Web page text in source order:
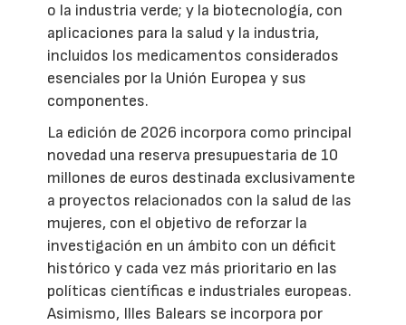
o la industria verde; y la biotecnología, con
aplicaciones para la salud y la industria,
incluidos los medicamentos considerados
esenciales por la Unión Europea y sus
componentes.
La edición de 2026 incorpora como principal
novedad una reserva presupuestaria de 10
millones de euros destinada exclusivamente
a proyectos relacionados con la salud de las
mujeres, con el objetivo de reforzar la
investigación en un ámbito con un déficit
histórico y cada vez más prioritario en las
políticas científicas e industriales europeas.
Asimismo, Illes Balears se incorpora por